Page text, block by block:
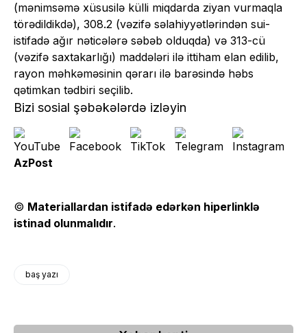
(mənimsəmə xüsusilə külli miqdarda ziyan vurmaqla
törədildikdə), 308.2 (vəzifə səlahiyyətlərindən sui-
istifadə ağır nəticələrə səbəb olduqda) və 313-cü
(vəzifə saxtakarlığı) maddələri ilə ittiham elan edilib,
rayon məhkəməsinin qərarı ilə barəsində həbs
qətimkan tədbiri seçilib.
Bizi sosial şəbəkələrdə izləyin
AzPost
© Materiallardan istifadə edərkən hiperlinklə
istinad olunmalıdır.
baş yazı